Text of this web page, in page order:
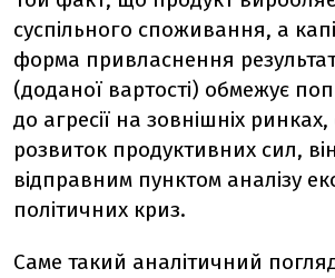
суспільного споживання, а
форма привласнення
(доданої вартості) обмежує
до агресії на зовнішніх
розвиток продуктивних сил,
відправним пунктом аналізу
політичних криз.
Саме такий аналітичний